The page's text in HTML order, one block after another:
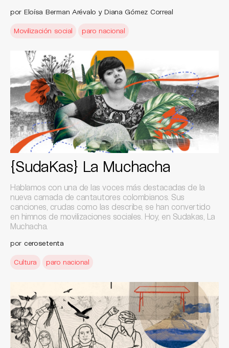
por Eloísa Berman Arévalo y Diana Gómez Correal
Movilización social paro nacional
{SudaKas} La Muchacha
Hablamos con una de las voces más destacadas de la
nueva camada de cantautores colombianos. Sus
canciones, crudas como las describe, se han convertido
en himnos de movilizaciones sociales. Hoy, en Sudakas, La
Muchacha.
por cerosetenta
Cultura paro nacional